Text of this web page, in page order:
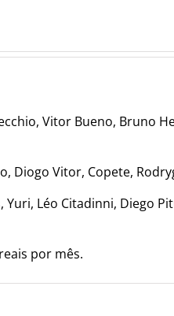
Vitor Bueno, Bruno
Diogo Vitor, Copete,
Yuri, Léo Citadinni, Diego
por mês.